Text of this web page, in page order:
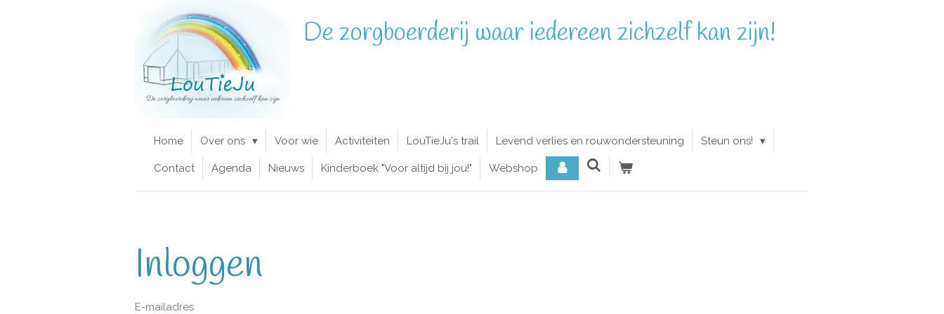
De zorgboerderij waar iedereen zichzelf kan zijn!
Home Over ons Voor wie Activiteiten LouTieJu's trail Levend verlies en rouwondersteuning Steun ons!
Contact Agenda Nieuws Kinderboek "Voor altijd bij jou!" Webshop
Inloggen
E-mailadres